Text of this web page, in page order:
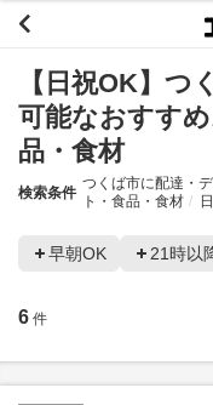
【日祝OK】つ
可能なおすす
品・食材
検索条件
つくば市に配達・
ト・食品・食材
早朝OK 21時以
6 件